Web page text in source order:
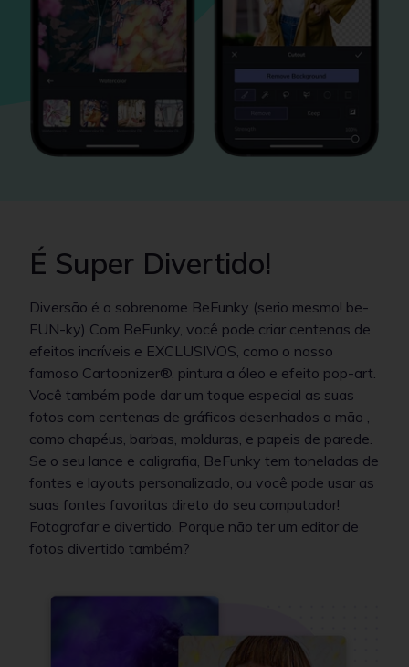
É Super Divertido!
Diversão é o sobrenome BeFunky (serio mesmo! be-
FUN-ky) Com BeFunky, você pode criar centenas de
efeitos incríveis e EXCLUSIVOS, como o nosso
famoso Cartoonizer®, pintura a óleo e efeito pop-art.
Você também pode dar um toque especial as suas
fotos com centenas de gráficos desenhados a mão ,
como chapéus, barbas, molduras, e papeis de parede.
Se o seu lance e caligrafia, BeFunky tem toneladas de
fontes e layouts personalizado, ou você pode usar as
suas fontes favoritas direto do seu computador!
Fotografar e divertido. Porque não ter um editor de
fotos divertido também?